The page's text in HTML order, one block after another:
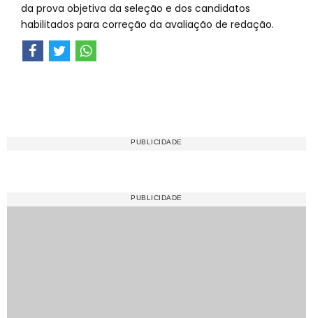
da prova objetiva da seleção e dos candidatos
habilitados para correção da avaliação de redação.